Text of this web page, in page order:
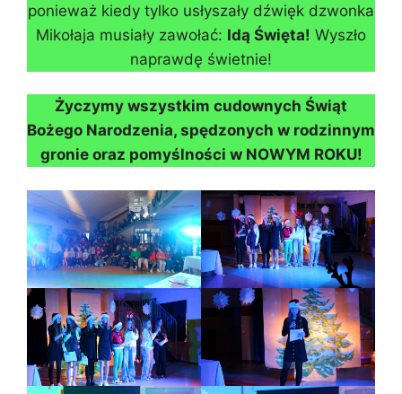
ponieważ kiedy tylko usłyszały dźwięk dzwonka
Mikołaja musiały zawołać: Idą Święta! Wyszło
naprawdę świetnie!
Życzymy wszystkim cudownych Świąt
Bożego Narodzenia, spędzonych w rodzinnym
gronie oraz pomyślności w NOWYM ROKU!